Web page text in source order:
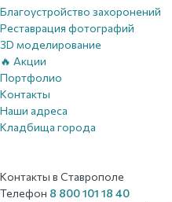
Благоустройство захоронений
Реставрация фотографий
3D моделирование
🔥 Акции
Портфолио
Контакты
Наши адреса
Кладбища города
Контакты в Ставрополе
Телефон 8 800 101 18 40